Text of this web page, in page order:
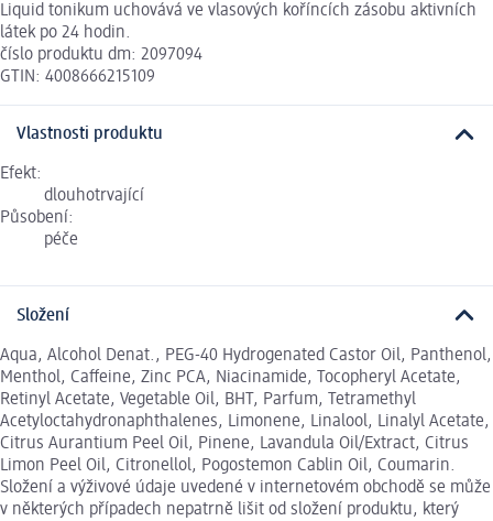
Liquid tonikum uchovává ve vlasových koříncích zásobu aktivních
látek po 24 hodin.
číslo produktu dm: 2097094
GTIN: 4008666215109
Vlastnosti produktu
Efekt:
dlouhotrvající
Působení:
péče
Složení
Aqua, Alcohol Denat., PEG-40 Hydrogenated Castor Oil, Panthenol,
Menthol, Caffeine, Zinc PCA, Niacinamide, Tocopheryl Acetate,
Retinyl Acetate, Vegetable Oil, BHT, Parfum, Tetramethyl
Acetyloctahydronaphthalenes, Limonene, Linalool, Linalyl Acetate,
Citrus Aurantium Peel Oil, Pinene, Lavandula Oil/Extract, Citrus
Limon Peel Oil, Citronellol, Pogostemon Cablin Oil, Coumarin.
Složení a výživové údaje uvedené v internetovém obchodě se může
v některých případech nepatrně lišit od složení produktu, který